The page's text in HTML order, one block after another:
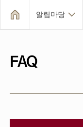
알림마당
FAQ